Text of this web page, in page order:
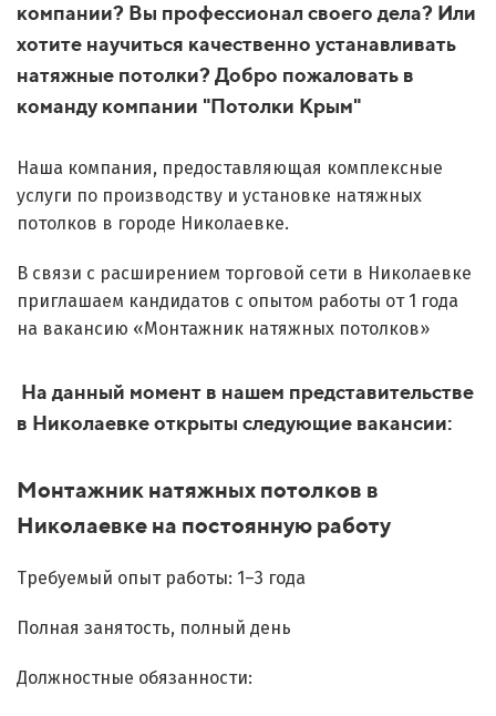
компании? Вы профессионал своего дела? Или
хотите научиться качественно устанавливать
натяжные потолки? Добро пожаловать в
команду компании "Потолки Крым"
Наша компания, предоставляющая комплексные
услуги по производству и установке натяжных
потолков в городе Николаевке.
В связи с расширением торговой сети в Николаевке
приглашаем кандидатов с опытом работы от 1 года
на вакансию «Монтажник натяжных потолков»
На данный момент в нашем представительстве
в Николаевке открыты следующие вакансии:
Монтажник натяжных потолков в
Николаевке на постоянную работу
Требуемый опыт работы: 1–3 года
Полная занятость, полный день
Должностные обязанности: